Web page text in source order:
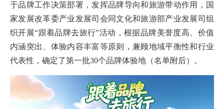
于品牌工作决策部署，发挥品牌导向和旅游带动作用，国
家发展改革委产业发展司会同文化和旅游部产业发展司组
织开展“跟着品牌去旅行”活动，根据品牌美誉度高、价值
内涵突出、体验内容丰富等原则，兼顾地域平衡性和行业
代表性，确定了第一批30个品牌体验地（名单附后）。